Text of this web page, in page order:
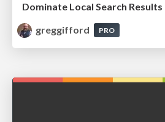
greggifford
PRO